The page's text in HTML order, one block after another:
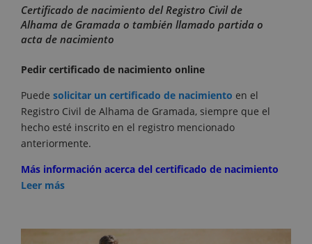
Certificado de nacimiento del Registro Civil de
Alhama de Gramada o también llamado partida o
acta de nacimiento
Pedir certificado de nacimiento online
Puede solicitar un certificado de nacimiento en el
Registro Civil de Alhama de Gramada, siempre que el
hecho esté inscrito en el registro mencionado
anteriormente.
Más información acerca del certificado de nacimiento
Leer más